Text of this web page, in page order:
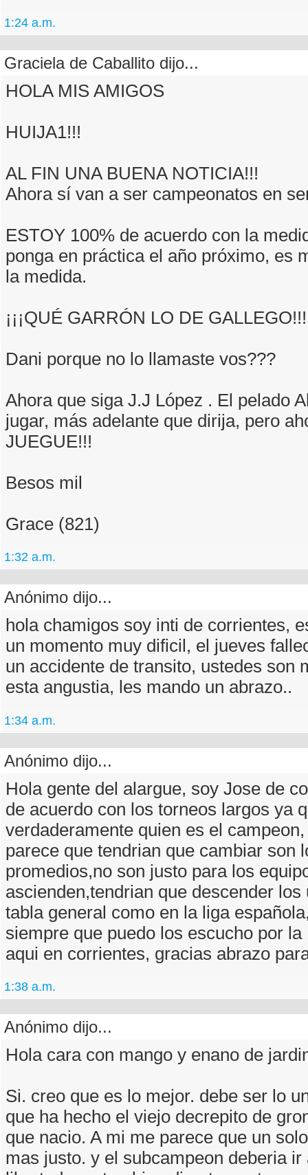
1:24 a.m.
Graciela de Caballito dijo...
HOLA MIS AMIGOS
HUIJA1!!!
AL FIN UNA BUENA NOTICIA!!!
Ahora sí van a ser campeonatos en
ESTOY 100% de acuerdo con la
ponga en práctica el año próximo, es
la medida.
¡¡¡QUÉ GARRÓN LO DE GALLEGO!!!
Dani porque no lo llamaste vos???
Ahora que siga J.J López . El pelado
jugar, más adelante que dirija, pero
JUEGUE!!!
Besos mil
Grace (821)
1:32 a.m.
Anónimo dijo...
hola chamigos soy inti de corrientes,
un momento muy dificil, el jueves
un accidente de transito, ustedes son
esta angustia, les mando un abrazo..
1:34 a.m.
Anónimo dijo...
Hola gente del alargue, soy Jose de
de acuerdo con los torneos largos ya
verdaderamente quien es el
parece que tendrian que cambiar son
promedios,no son justo para los
ascienden,tendrian que descender los
tabla general como en la liga
siempre que puedo los escucho por
aqui en corrientes, gracias abrazo
1:38 a.m.
Anónimo dijo...
Hola cara con mango y enano de
Si. creo que es lo mejor. debe ser lo
que ha hecho el viejo decrepito de
que nacio. A mi me parece que un
mas justo. y el subcampeon deberia ir